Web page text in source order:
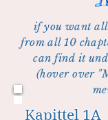
if you want
from all 10
can find it
(hover over
Kapittel 1A